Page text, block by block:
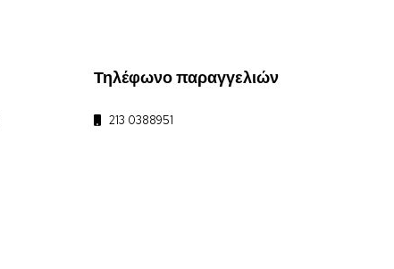
Τηλέφωνο παραγγελιών
213 0388951